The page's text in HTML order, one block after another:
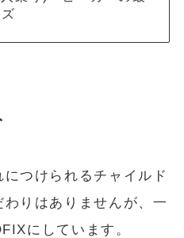
つけられるチャイルド
りはありませんが、一
にしています。